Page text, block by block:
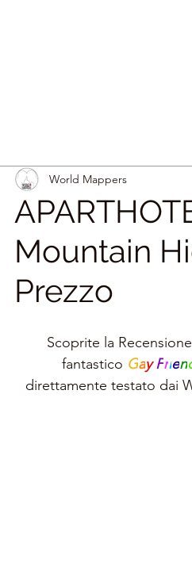
Mountain
Prezzo
World Mappers
Scoprite la
fantastico Gay Frien
direttamente testato dai